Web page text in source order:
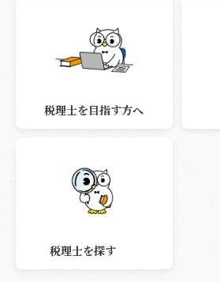
税理士を目指す方へ
税理士を探す